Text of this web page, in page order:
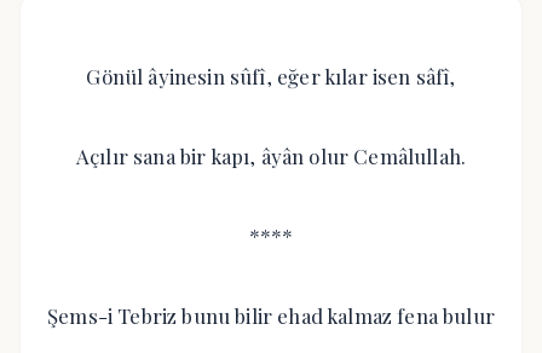
Gönül âyinesin sûfî, eğer kılar isen sâfî,
Açılır sana bir kapı, âyân olur Cemâlullah.
****
Şems-i Tebriz bunu bilir ehad kalmaz fena bulur